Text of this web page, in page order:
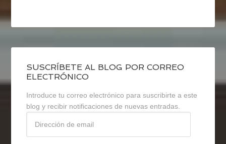
SUSCRÍBETE AL BLOG POR CORREO
ELECTRÓNICO
Introduce tu correo electrónico para suscribirte a este
blog y recibir notificaciones de nuevas entradas.
email